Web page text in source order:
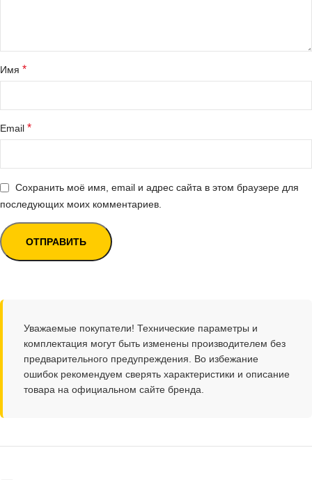
Имя *
Email *
Сохранить моё имя, email и адрес сайта в этом браузере для
последующих моих комментариев.
Уважаемые покупатели! Технические параметры и
комплектация могут быть изменены производителем без
предварительного предупреждения. Во избежание
ошибок рекомендуем сверять характеристики и описание
товара на официальном сайте бренда.